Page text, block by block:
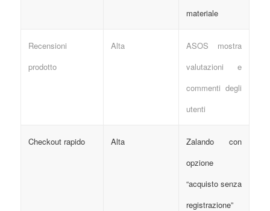
materiale
Recensioni
prodotto
Alta
ASOS mostra
valutazioni e
commenti degli
utenti
Checkout rapido Alta
Zalando con
opzione
“acquisto senza
registrazione”